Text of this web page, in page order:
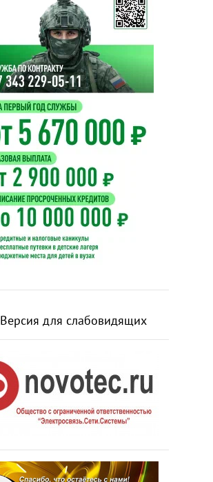
Версия для слабовидящих